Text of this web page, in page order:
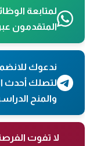
لمتابعة
المتقدمون
ندعوك
لتصلك أحدث
والمنح
لا تفوت